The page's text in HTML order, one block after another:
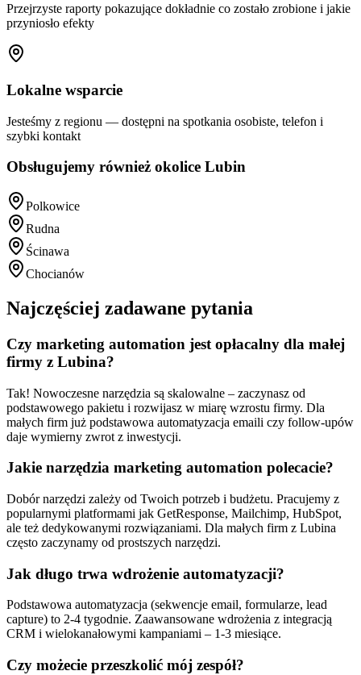
Przejrzyste raporty pokazujące dokładnie co zostało zrobione i jakie
przyniosło efekty
Lokalne wsparcie
Jesteśmy z regionu — dostępni na spotkania osobiste, telefon i
szybki kontakt
Obsługujemy również okolice Lubin
Polkowice
Rudna
Ścinawa
Chocianów
Najczęściej zadawane pytania
Czy marketing automation jest opłacalny dla małej
firmy z Lubina?
Tak! Nowoczesne narzędzia są skalowalne – zaczynasz od
podstawowego pakietu i rozwijasz w miarę wzrostu firmy. Dla
małych firm już podstawowa automatyzacja emaili czy follow-upów
daje wymierny zwrot z inwestycji.
Jakie narzędzia marketing automation polecacie?
Dobór narzędzi zależy od Twoich potrzeb i budżetu. Pracujemy z
popularnymi platformami jak GetResponse, Mailchimp, HubSpot,
ale też dedykowanymi rozwiązaniami. Dla małych firm z Lubina
często zaczynamy od prostszych narzędzi.
Jak długo trwa wdrożenie automatyzacji?
Podstawowa automatyzacja (sekwencje email, formularze, lead
capture) to 2-4 tygodnie. Zaawansowane wdrożenia z integracją
CRM i wielokanałowymi kampaniami – 1-3 miesiące.
Czy możecie przeszkolić mój zespół?